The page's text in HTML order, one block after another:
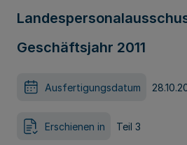
Geschäftsjahr 2011
Ausfertigungsdatum
Erschienen in Teil 3